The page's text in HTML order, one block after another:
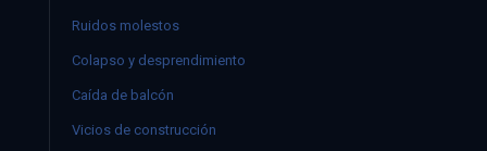
Ruidos molestos
Colapso y desprendimiento
Caída de balcón
Vicios de construcción